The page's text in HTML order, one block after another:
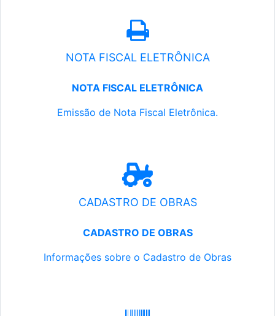
NOTA FISCAL ELETRÔNICA
NOTA FISCAL ELETRÔNICA
Emissão de Nota Fiscal Eletrônica.
CADASTRO DE OBRAS
CADASTRO DE OBRAS
Informações sobre o Cadastro de Obras